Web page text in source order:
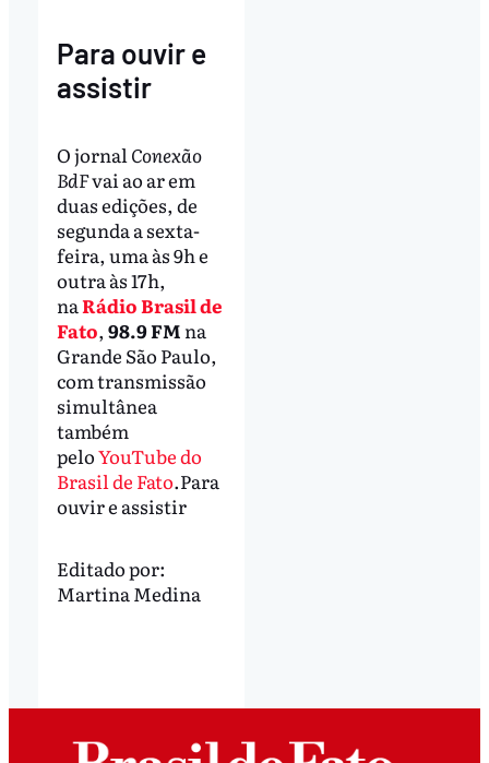
Para ouvir e
assistir
O jornal Conexão
BdFvai ao ar em
duas edições, de
segunda a sexta-
feira, uma às 9h e
outra às 17h,
naRádio Brasil de
Fato, 98.9 FM na
Grande São Paulo,
com transmissão
simultânea
também
peloYouTube do
Brasil de Fato.Para
ouvir e assistir
Editado por:
Martina Medina